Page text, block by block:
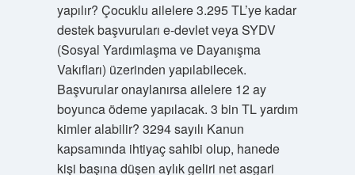
yapılır? Çocuklu ailelere 3.295 TL’ye kadar
destek başvuruları e-devlet veya SYDV
(Sosyal Yardımlaşma ve Dayanışma
Vakıfları) üzerinden yapılabilecek.
Başvurular onaylanırsa ailelere 12 ay
boyunca ödeme yapılacak. 3 bin TL yardım
kimler alabilir? 3294 sayılı Kanun
kapsamında ihtiyaç sahibi olup, hanede
kişi başına düşen aylık geliri net asgari